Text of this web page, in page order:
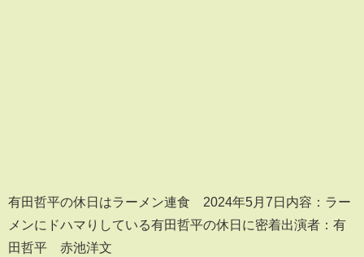
有田哲平の休日はラーメン連食 2024年5月7日内容：ラー
メンにドハマりしている有田哲平の休日に密着出演者：有
田哲平 赤池洋文